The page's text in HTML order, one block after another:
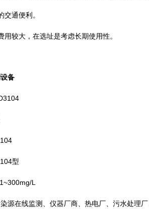
通便利。
较大，在选址是考虑长期使用性。
备
型
L
在线监测、仪器厂商、热电厂、污水处理厂